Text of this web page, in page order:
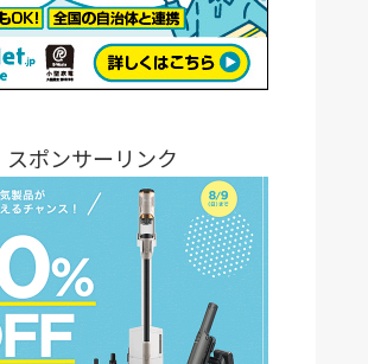
スポンサーリンク